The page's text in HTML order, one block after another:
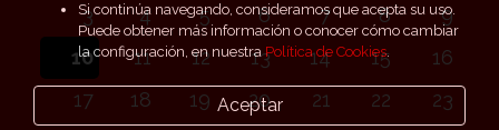
3
4 5 6 7 8
9
10
11 12 13 14 15
16
17
18 19 20 21 22 23
Si continúa navegando, consideramos que acepta su uso.
Puede obtener más información o conocer cómo cambiar
la configuración, en nuestraPolítica de Cookies.
Aceptar